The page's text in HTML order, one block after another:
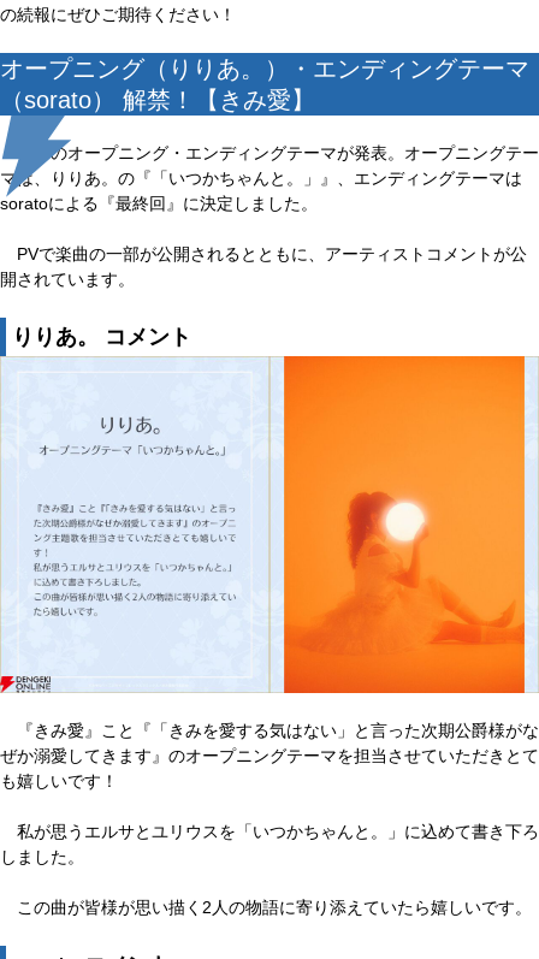
の続報にぜひご期待ください！
オープニング（りりあ。）・エンディングテーマ
（sorato） 解禁！【きみ愛】
本作のオープニング・エンディングテーマが発表。オープニングテー
マは、りりあ。の『「いつかちゃんと。」』、エンディングテーマは
soratoによる『最終回』に決定しました。
PVで楽曲の一部が公開されるとともに、アーティストコメントが公
開されています。
りりあ。 コメント
『きみ愛』こと『「きみを愛する気はない」と言った次期公爵様がな
ぜか溺愛してきます』のオープニングテーマを担当させていただきとて
も嬉しいです！
私が思うエルサとユリウスを「いつかちゃんと。」に込めて書き下ろ
しました。
この曲が皆様が思い描く2人の物語に寄り添えていたら嬉しいです。